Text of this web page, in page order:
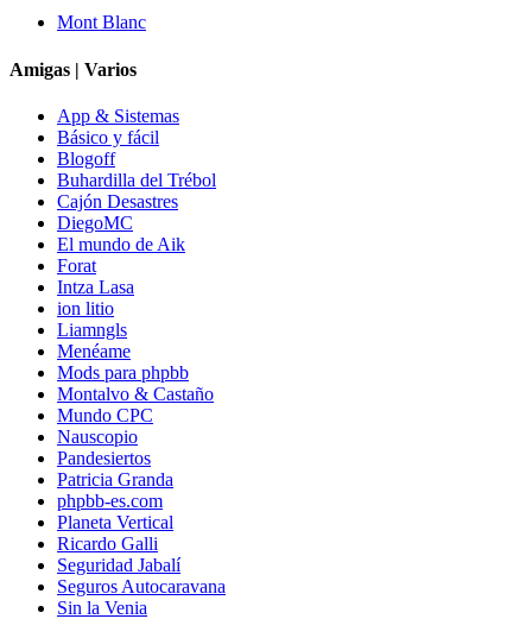
Mont Blanc
Amigas | Varios
App & Sistemas
Básico y fácil
Blogoff
Buhardilla del Trébol
Cajón Desastres
DiegoMC
El mundo de Aik
Forat
Intza Lasa
ion litio
Liamngls
Menéame
Mods para phpbb
Montalvo & Castaño
Mundo CPC
Nauscopio
Pandesiertos
Patricia Granda
phpbb-es.com
Planeta Vertical
Ricardo Galli
Seguridad Jabalí
Seguros Autocaravana
Sin la Venia